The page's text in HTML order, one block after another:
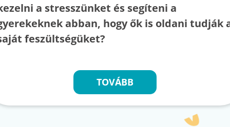
a stresszünket és segíteni a
abban, hogy ők is oldani tudják
feszültségüket?
TOVÁBB